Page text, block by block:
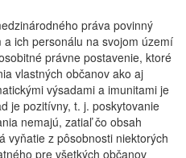
práva povinný
ich personálu na svojom území
právne postavenie, ktoré
vlastných občanov ako aj
výsadami a imunitami je
je pozitívny, t. j. poskytovanie
nemajú, zatiaľ čo obsah
vyňatie z pôsobnosti niektorých
pre všetkých občanov